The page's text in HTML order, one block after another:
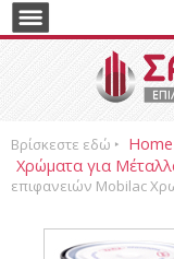
Βρίσκεστε εδώ ‣ Home
Χρώματα για
επιφανειών Mobilac